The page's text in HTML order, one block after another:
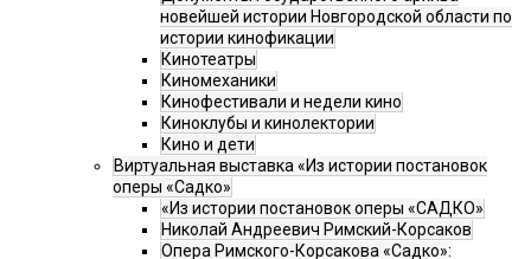
новейшей истории Новгородской области по
истории кинофикации
Кинотеатры
Киномеханики
Кинофестивали и недели кино
Киноклубы и кинолектории
Кино и дети
Виртуальная выставка «Из истории постановок
оперы «Садко»
«Из истории постановок оперы «САДКО»
Николай Андреевич Римский-Корсаков
Опера Римского-Корсакова «Садко»: